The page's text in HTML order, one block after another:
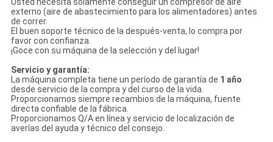
Usted necesita solamente conseguir un compresor de aire
externo (aire de abastecimiento para los alimentadores) antes
de correr.
El buen soporte técnico de la después-venta, lo compra por
favor con confianza.
¡Goce con su máquina de la selección y del lugar!
Servicio y garantía:
La máquina completa tiene un período de garantía de 1 año
desde servicio de lacompra y del curso de la vida.
Proporcionamos siempre recambios de la máquina, fuente
directa confiable de la fábrica.
Proporcionamos Q/A en línea y servicio de localización de
averías del ayuda y técnico del consejo.